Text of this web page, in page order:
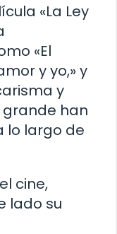
«La Ley
«El
y yo,» y
y
han
lo largo de
cine,
lado su